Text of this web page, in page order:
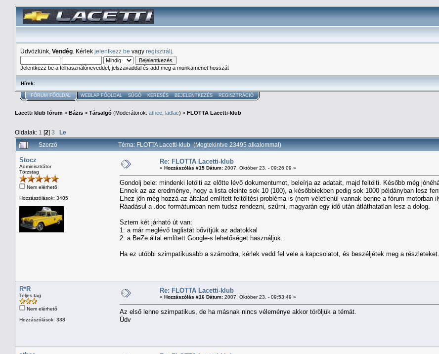
Üdvözlünk, Vendég . Kérlek jelentkezz be vagy regisztrálj
Jelentkezz be a felhasználóneveddel, jelszavaddal és add meg a munkamenet hosszát
Hírek:
FÓRUM FŐOLDAL WEBLAP FŐOLDAL SÚGÓ KERESÉS BEJELENTKEZÉS REGISZTRÁCIÓ
Lacetti klub fórum > Bázis > Társalgó (Moderátorok: athee ladlac) > FLOTTA Lacetti-klub
Oldalak: 1 [2] 3 Le
Szerző Téma: FLOTTA Lacetti-klub (Megtekintve 23495 alkalommal)
Stocz
Adminisztrátor
Törzstag
Nem elérhető
Hozzászólások: 3405
Re: FLOTTA Lacetti-klub
« Hozzászólás #15 Dátum: 2007. Október 23. - 09:26:09 »
Gondolj bele: mindenki letölti az előtte lévő dokumentumot, beleírja az adatait, majd feltölti. Később még
Ennek az az eredménye, hogy a lista eleinte sok 10 (100), a későbbiekben pedig sok 1000 példányban lesz
Ehez jön még hozzá az általad említett feltöltési probléma is (nem véletlenül vannak benne a fórum motorban
Ráadásul a .doc formátumban nem tudsz rendezni, szűrni, magyarán egy idő után átláthatatlan lesz a dolog.
Sztem két járható út van:
1: a már meglévő taglistát bővítjük az adatokkal
2: a BeZe által említett Google-s lehetőséget használjuk.
Ha ez utóbbi szimpatikusabb a számodra, kérlek vedd fel vele a kapcsolatot, és beszéljétek meg a részleteket.
R*R
Teljes tag
Nem elérhető
Hozzászólások: 338
Re: FLOTTA Lacetti-klub
« Hozzászólás #16 Dátum: 2007. Október 23. - 09:53:49 »
Az első lenne szimpatikus, de ha másnak nincs véleménye akkor töröljük a témát.
Üdv